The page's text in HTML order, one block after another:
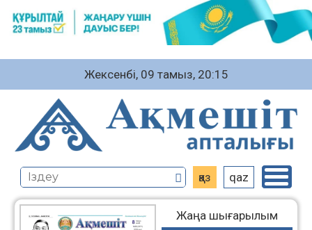
Жексенбі, 09 тамыз, 20:15
қаз qaz
Жаңа шығарылым